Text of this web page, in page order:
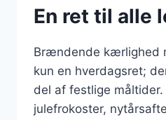
En ret til alle
Brændende kærlighed
kun en hverdagsret;
del af festlige
julefrokoster,